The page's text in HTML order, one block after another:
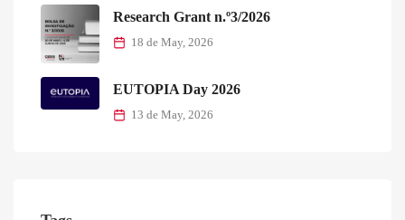
Research Grant n.º3/2026
18 de May, 2026
EUTOPIA Day 2026
13 de May, 2026